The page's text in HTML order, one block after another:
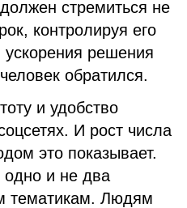
стремиться не
контролируя его
решения
обратился.
и удобство
И рост числа
это показывает.
одно и не два
тематикам. Людям